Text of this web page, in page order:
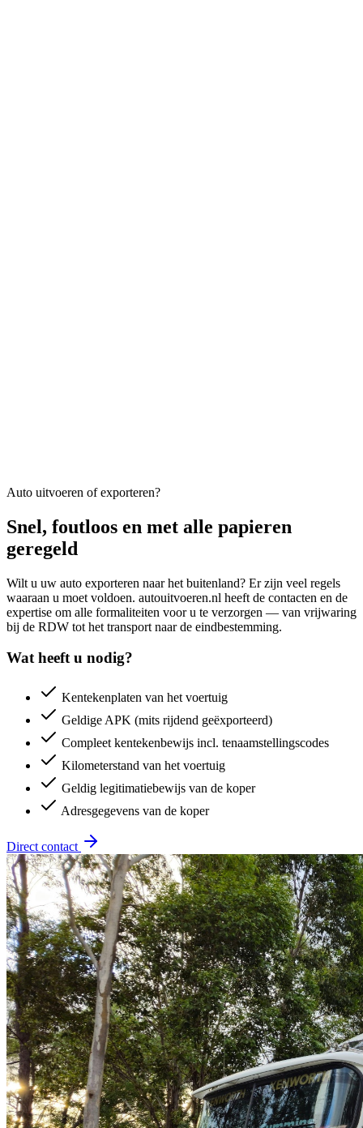
Auto uitvoeren of exporteren?
Snel, foutloos en met alle papieren
geregeld
Wilt u uw auto exporteren naar het buitenland? Er zijn veel regels
waaraan u moet voldoen. autouitvoeren.nl heeft de contacten en de
expertise om alle formaliteiten voor u te verzorgen — van vrijwaring
bij de RDW tot het transport naar de eindbestemming.
Wat heeft u nodig?
Kentekenplaten van het voertuig
Geldige APK (mits rijdend geëxporteerd)
Compleet kentekenbewijs incl. tenaamstellingscodes
Kilometerstand van het voertuig
Geldig legitimatiebewijs van de koper
Adresgegevens van de koper
Direct contact